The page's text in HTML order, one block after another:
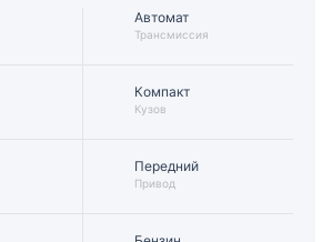
Автомат
Трансмиссия
Компакт
Кузов
Передний
Привод